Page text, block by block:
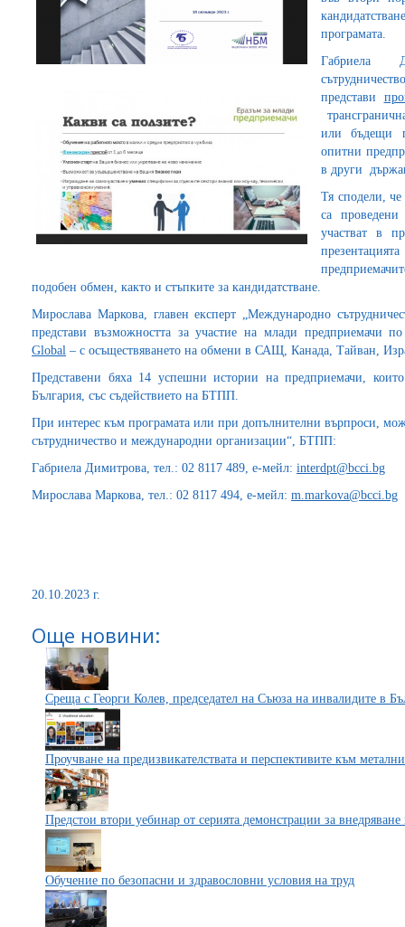
програмата.
Габриела
представи
или бъдещи
опитни
в други
Тя сподели, че
са
участват в
подобен обмен, както и стъпките за кандидатстване.
Мирослава Маркова, главен експерт „Международно
представи възможността за участие на млади предприемачи
Global – с осъществяването на обмени в САЩ, Канада, Тайван,
Представени бяха 14 успешни истории на предприемачи,
България, със съдействието на БТПП.
При интерес към програмата или при допълнителни върпроси,
сътрудничество и международни организации“, БТПП:
Габриела Димитрова, тел.: 02 8117 489, е-мейл: interdpt@bcci.bg
Мирослава Маркова, тел.: 02 8117 494, е-мейл: m.markova@bcci.bg
20.10.2023 г.
Още новини:
Среща с Георги Колев, председател на Съюза на инвалидите в
Проучване на предизвикателствата и перспективите към
Предстои втори уебинар от серията демонстрации за
Обучение по безопасни и здравословни условия на труд